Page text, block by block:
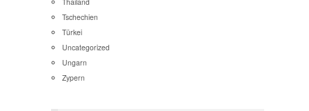
Tschechien
Türkei
Uncategorized
Ungarn
Zypern